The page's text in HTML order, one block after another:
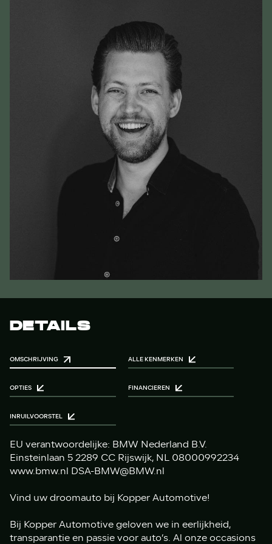
DETAILS
OMSCHRIJVING ALLE KENMERKEN
OPTIES FINANCIEREN
INRUILVOORSTEL
EU verantwoordelijke: BMW Nederland B.V.
Einsteinlaan 5 2289 CC Rijswijk, NL 08000992234
www.bmw.nl DSA-BMW@BMW.nl
Vind uw droomauto bij Kopper Automotive!
Bij Kopper Automotive geloven we in eerlijkheid,
transparantie en passie voor auto’s. Al onze occasions